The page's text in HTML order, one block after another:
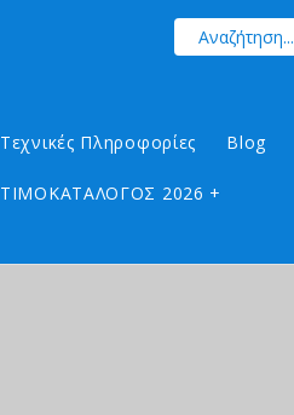
Τεχνικές Πληροφορίες Blog
ΤΙΜΟΚΑΤΑΛΟΓΟΣ 2026 +